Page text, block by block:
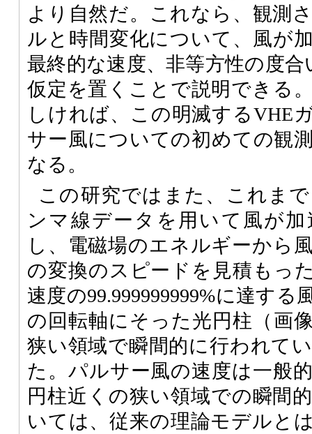
より自然だ。これなら、観測
ルと時間変化について、風が
最終的な速度、非等方性の度
仮定を置くことで説明できる
しければ、この明滅するVHE
サー風についての初めての観
なる。
この研究ではまた、これま
ンマ線データを用いて風が
し、電磁場のエネルギーから
の変換のスピードを見積もっ
速度の99.999999999%に達す
の回転軸にそった光円柱（画
狭い領域で瞬間的に行われて
た。パルサー風の速度は一般
円柱近くの狭い領域での瞬間
いては、従来の理論モデルと